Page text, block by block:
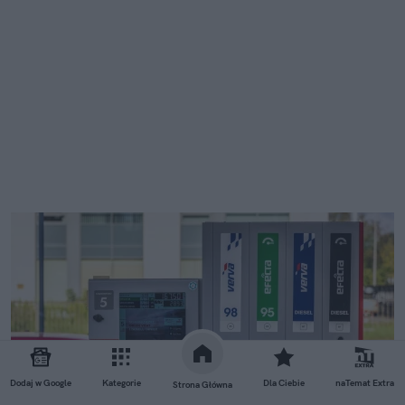
Dodaj w Google Kategorie Strona Główna Dla Ciebie naTemat Extra